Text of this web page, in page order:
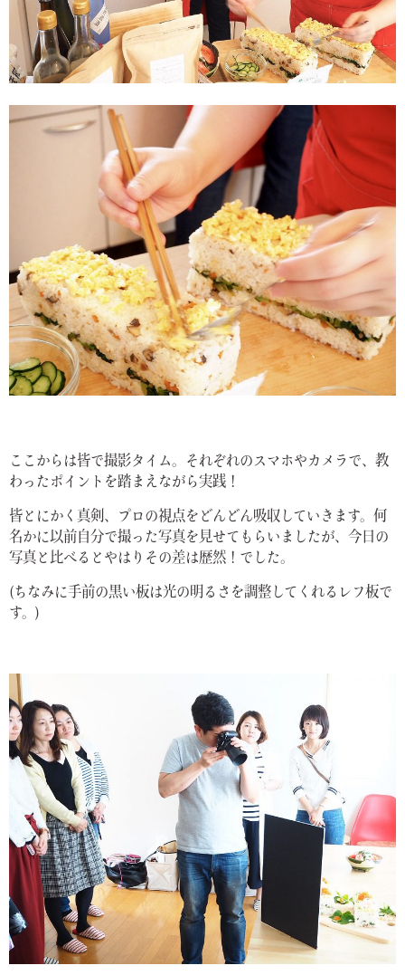
ここからは皆で撮影タイム。それぞれのスマホやカメラで、教
わったポイントを踏まえながら実践！
皆とにかく真剣、プロの視点をどんどん吸収していきます。何
名かに以前自分で撮った写真を見せてもらいましたが、今日の
写真と比べるとやはりその差は歴然！でした。
(ちなみに手前の黒い板は光の明るさを調整してくれるレフ板で
す。)